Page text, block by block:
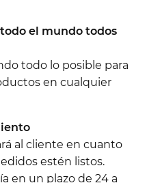
el mundo todos
todo lo posible para
en cualquier
al cliente en cuanto
estén listos.
en un plazo de 24 a